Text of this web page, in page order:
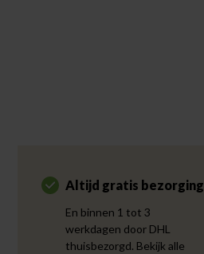
Altijd gratis bezorging
En binnen 1 tot 3
werkdagen door DHL
thuisbezorgd. Bekijk alle